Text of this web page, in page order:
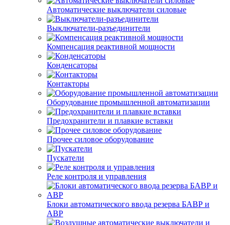
Автоматические выключатели cиловые
Выключатели-разъединители
Компенсация реактивной мощности
Конденсаторы
Контакторы
Оборудование промышленной автоматизации
Предохранители и плавкие вставки
Прочее силовое оборудование
Пускатели
Реле контроля и управления
Блоки автоматического ввода резерва БАВР и
АВР